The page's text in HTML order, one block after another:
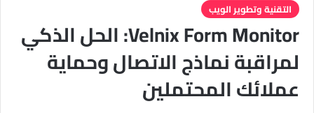
التقنية وتطوير الويب
Velnix Form Monitor: الحل الذكي
لمراقبة نماذج الاتصال وحماية
عملائك المحتملين